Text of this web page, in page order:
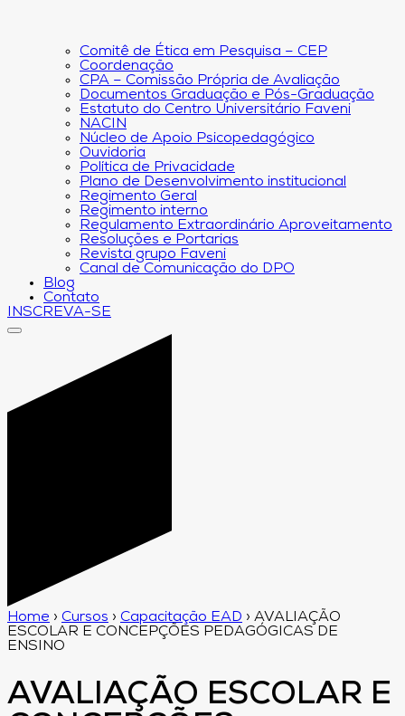
Comitê de Ética em Pesquisa – CEP
Coordenação
CPA – Comissão Própria de Avaliação
Documentos Graduação e Pós-Graduação
Estatuto do Centro Universitário Faveni
NACIN
Núcleo de Apoio Psicopedagógico
Ouvidoria
Política de Privacidade
Plano de Desenvolvimento institucional
Regimento Geral
Regimento interno
Regulamento Extraordinário Aproveitamento
Resoluções e Portarias
Revista grupo Faveni
Canal de Comunicação do DPO
Blog
Contato
INSCREVA-SE
Home › Cursos › Capacitação EAD › AVALIAÇÃO
ESCOLAR E CONCEPÇÕES PEDAGÓGICAS DE
ENSINO
AVALIAÇÃO ESCOLAR E